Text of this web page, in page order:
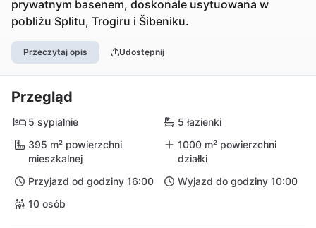
prywatnym basenem, doskonale usytuowana w
pobliżu Splitu, Trogiru i Šibeniku.
Przeczytaj opis Udostępnij
Przegląd
5 sypialnie
5 łazienki
395 m² powierzchni
mieszkalnej
1000 m² powierzchni
działki
Przyjazd od godziny 16:00
Wyjazd do godziny 10:00
10 osób